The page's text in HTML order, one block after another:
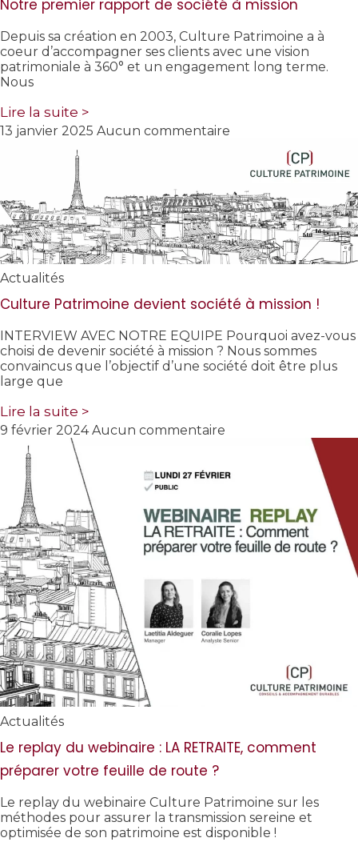
Notre premier rapport de société à mission
Depuis sa création en 2003, Culture Patrimoine a à
coeur d’accompagner ses clients avec une vision
patrimoniale à 360° et un engagement long terme.
Nous
Lire la suite >
13 janvier 2025 Aucun commentaire
Actualités
Culture Patrimoine devient société à mission !
INTERVIEW AVEC NOTRE EQUIPE Pourquoi avez-vous
choisi de devenir société à mission ? Nous sommes
convaincus que l’objectif d’une société doit être plus
large que
Lire la suite >
9 février 2024Aucun commentaire
Actualités
Le replay du webinaire : LA RETRAITE, comment
préparer votre feuille de route ?
Le replay du webinaire Culture Patrimoine sur les
méthodes pour assurer la transmission sereine et
optimisée de son patrimoine est disponible !